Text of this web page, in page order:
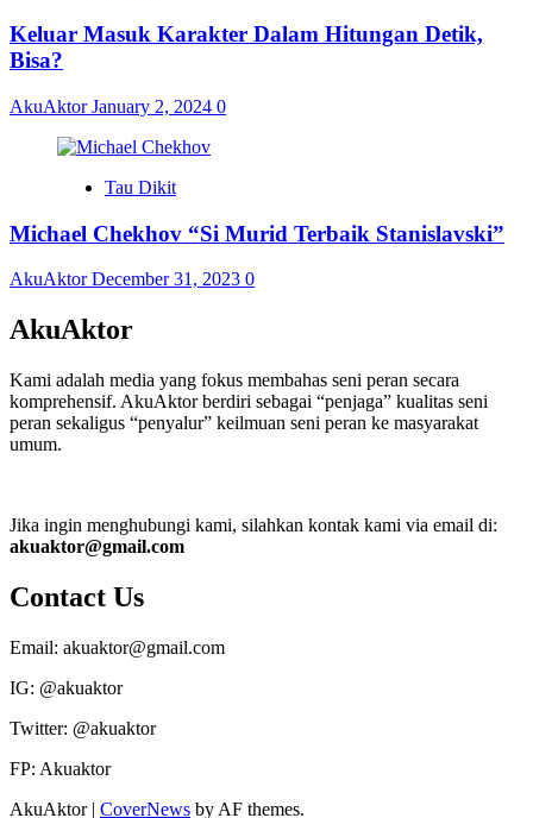
Keluar Masuk Karakter Dalam Hitungan Detik,
Bisa?
AkuAktorJanuary 2, 2024 0
Tau Dikit
Michael Chekhov “Si Murid Terbaik Stanislavski”
AkuAktorDecember 31, 2023 0
AkuAktor
Kami adalah media yang fokus membahas seni peran secara
komprehensif. AkuAktor berdiri sebagai “penjaga” kualitas seni
peran sekaligus “penyalur” keilmuan seni peran ke masyarakat
umum.
Jika ingin menghubungi kami, silahkan kontak kami via email di:
akuaktor@gmail.com
Contact Us
Email: akuaktor@gmail.com
IG: @akuaktor
Twitter: @akuaktor
FP: Akuaktor
AkuAktor | CoverNews by AF themes.